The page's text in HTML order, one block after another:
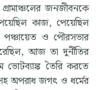
জনজীবনকে
কাজ, পেয়েছিল
পঞ্চায়েত ও পৌরসভার
আজ তা দুর্নীতির
ভোটব্যাঙ্ক তৈরি করতে
অপরাধ জগৎ ও ধর্মের